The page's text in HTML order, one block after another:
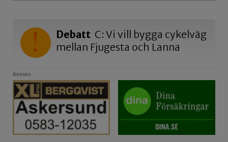
Debatt C: Vi vill bygga cykelväg
mellan Fjugesta och Lanna
Annons